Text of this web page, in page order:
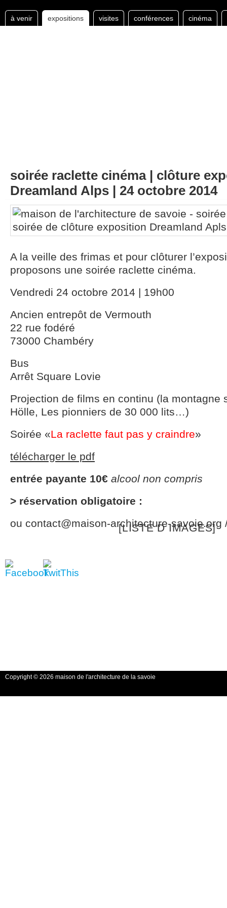
à venir expositions visites conférences cinéma
soirée raclette cinéma | clôture
Dreamland Alps | 24 octobre 2014
A la veille des frimas et pour clôturer
proposons une soirée raclette cinéma.
Vendredi 24 octobre 2014 | 19h00
Ancien entrepôt de Vermouth
22 rue fodéré
73000 Chambéry
Bus
Arrêt Square Lovie
Projection de films en continu (la montagne
Hölle, Les pionniers de 30 000 lits…)
Soirée «La raclette faut pas y craindre»
télécharger le pdf
entrée payante 10€ alcool non compris
> réservation obligatoire :
ou contact@maison-architecture-savoie.org
[LISTE D IMAGES]
Copyright © 2026 maison de l'architecture de la savoie